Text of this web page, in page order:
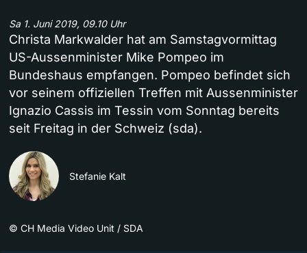
Sa 1. Juni 2019, 09.10 Uhr
Christa Markwalder hat am Samstagvormittag
US-Aussenminister Mike Pompeo im
Bundeshaus empfangen. Pompeo befindet sich
vor seinem offiziellen Treffen mit Aussenminister
Ignazio Cassis im Tessin vom Sonntag bereits
seit Freitag in der Schweiz (sda).
Stefanie Kalt
© CH Media Video Unit / SDA